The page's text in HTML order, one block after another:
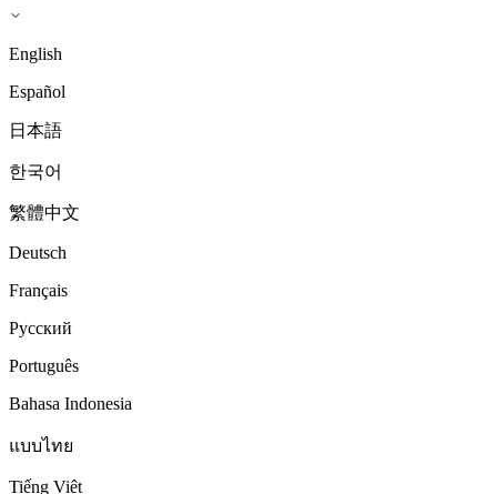
English
Español
日本語
한국어
繁體中文
Deutsch
Français
Русский
Português
Bahasa Indonesia
แบบไทย
Tiếng Việt